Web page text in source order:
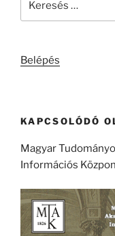
Belépés
KAPCSOLÓDÓ
Magyar
Információs